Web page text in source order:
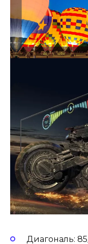
Диагональ: